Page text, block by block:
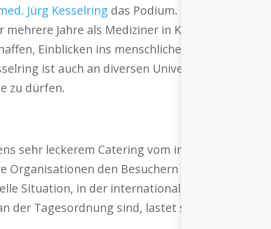
Jürg Kesselring das Podium. Der Neurologe
Jahre als Mediziner in Krisengebieten
Einblicken ins menschliche Gehirn und
ist auch an diversen Universitäten tätig,
zu dürfen.
sehr leckerem Catering vom indischen
den Besuchern vor, viele sind
Situation, in der internationale ziemlich
der Tagesordnung sind, lastet spürbar auf allen.